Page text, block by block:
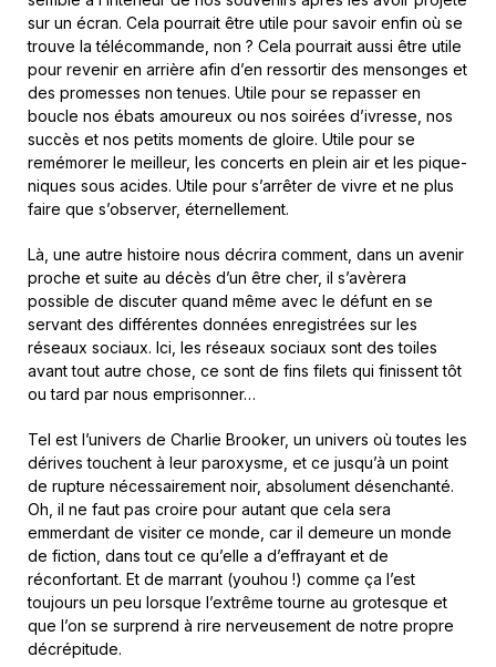
sur un écran. Cela pourrait être utile pour savoir enfin où se
trouve la télécommande, non ? Cela pourrait aussi être utile
pour revenir en arrière afin d’en ressortir des mensonges et
des promesses non tenues. Utile pour se repasser en
boucle nos ébats amoureux ou nos soirées d’ivresse, nos
succès et nos petits moments de gloire. Utile pour se
remémorer le meilleur, les concerts en plein air et les pique-
niques sous acides. Utile pour s’arrêter de vivre et ne plus
faire que s’observer, éternellement.
Là, une autre histoire nous décrira comment, dans un avenir
proche et suite au décès d’un être cher, il s’avèrera
possible de discuter quand même avec le défunt en se
servant des différentes données enregistrées sur les
réseaux sociaux. Ici, les réseaux sociaux sont des toiles
avant tout autre chose, ce sont de fins filets qui finissent tôt
ou tard par nous emprisonner…
Tel est l’univers de Charlie Brooker, un univers où toutes les
dérives touchent à leur paroxysme, et ce jusqu’à un point
de rupture nécessairement noir, absolument désenchanté.
Oh, il ne faut pas croire pour autant que cela sera
emmerdant de visiter ce monde, car il demeure un monde
de fiction, dans tout ce qu’elle a d’effrayant et de
réconfortant. Et de marrant (youhou !) comme ça l’est
toujours un peu lorsque l’extrême tourne au grotesque et
que l’on se surprend à rire nerveusement de notre propre
décrépitude.